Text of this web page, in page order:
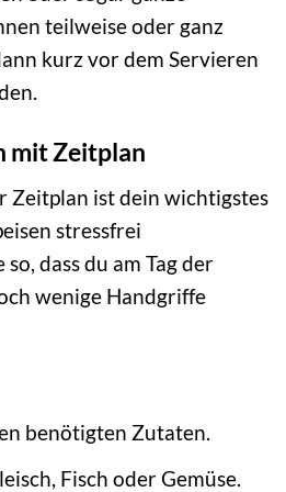
teilweise oder ganz
kurz vor dem Servieren
mit Zeitplan
Zeitplan ist dein wichtigstes
stressfrei
dass du am Tag der
wenige Handgriffe
benötigten Zutaten.
Fisch oder Gemüse.